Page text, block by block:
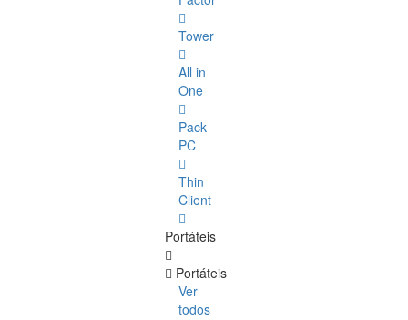
Tower
All in
One
Pack
PC
Thin
Client
Portáteis
Portáteis
Ver
todos